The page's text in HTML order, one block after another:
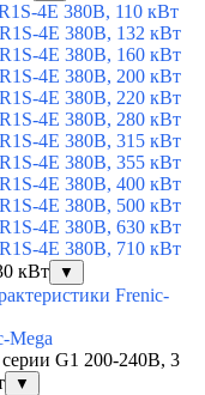
4E 380В, 110 кВт
4E 380В, 132 кВт
4E 380В, 160 кВт
4E 380В, 200 кВт
4E 380В, 220 кВт
4E 380В, 280 кВт
4E 380В, 315 кВт
4E 380В, 355 кВт
4E 380В, 400 кВт
4E 380В, 500 кВт
4E 380В, 630 кВт
4E 380В, 710 кВт
кВт
▼
Frenic-
Mega
G1 200-240В, 3
▼